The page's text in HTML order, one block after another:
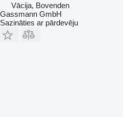
Vācija, Bovenden
Gassmann GmbH
Sazināties ar pārdevēju